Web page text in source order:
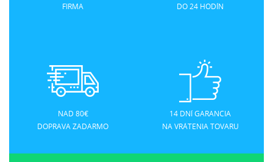
FIRMA
DO 24 HODÍN
NAD 80€
DOPRAVA ZADARMO
14 DNÍ GARANCIA
NA VRÁTENIA TOVARU